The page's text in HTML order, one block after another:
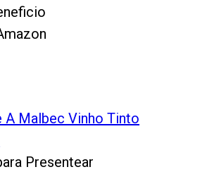
A Malbec Vinho Tinto
Presentear